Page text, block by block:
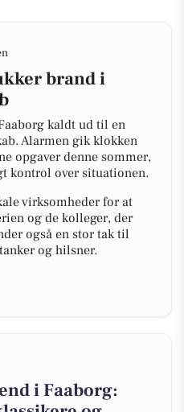
brand i
kaldt ud til en
Alarmen gik klokken
opgaver denne sommer,
kontrol over situationen.
virksomheder for at
og de kolleger, der
også en stor tak til
og hilsner.
i Faaborg: